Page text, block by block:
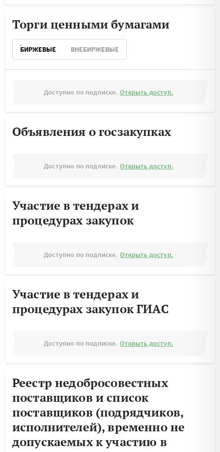
Торги ценными бумагами
БИРЖЕВЫЕ ВНЕБИРЖЕВЫЕ
Доступно по подписке. Открыть доступ.
Объявления о госзакупках
Доступно по подписке. Открыть доступ.
Участие в тендерах и
процедурах закупок
Доступно по подписке. Открыть доступ.
Участие в тендерах и
процедурах закупок ГИАС
Доступно по подписке. Открыть доступ.
Реестр недобросовестных
поставщиков и список
поставщиков (подрядчиков,
исполнителей), временно не
допускаемых к участию в